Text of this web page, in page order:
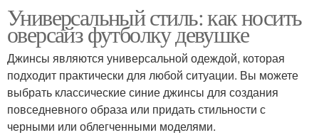
Универсальный стиль: как носить
оверсайз футболку девушке
Джинсы являются универсальной одеждой, которая
подходит практически для любой ситуации. Вы можете
выбрать классические синие джинсы для создания
повседневного образа или придать стильности с
черными или облегченными моделями.